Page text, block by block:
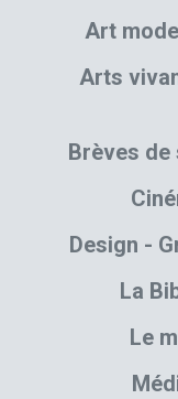
Art
Arts
Brèves
Design -
La
Le